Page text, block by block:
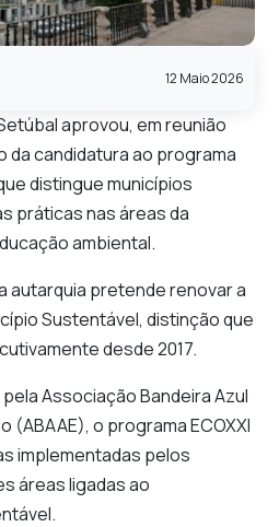
12 Maio 2026
aprovou, em reunião
da candidatura ao programa
distingue municípios
práticas nas áreas da
ambiental.
autarquia pretende renovar a
Sustentável, distinção que
desde 2017.
Associação Bandeira Azul
(ABAAE), o programa ECOXXI
implementadas pelos
áreas ligadas ao